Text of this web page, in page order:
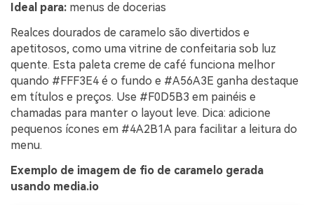
Ideal para: menus de docerias
Realces dourados de caramelo são divertidos e
apetitosos, como uma vitrine de confeitaria sob luz
quente. Esta paleta creme de café funciona melhor
quando #FFF3E4 é o fundo e #A56A3E ganha destaque
em títulos e preços. Use #F0D5B3 em painéis e
chamadas para manter o layout leve. Dica: adicione
pequenos ícones em #4A2B1A para facilitar a leitura do
menu.
Exemplo de imagem de fio de caramelo gerada
usando media.io